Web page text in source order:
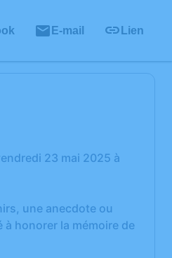
E-mail Lien
23 mai 2025 à
une anecdote ou
honorer la mémoire de